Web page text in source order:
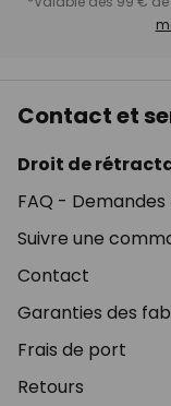
Contact et
Droit de
FAQ -
Suivre une
Contact
Garanties des
Frais de port
Retours